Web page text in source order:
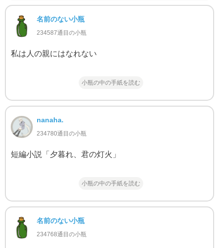
名前のない小瓶
234587通目の小瓶
私は人の親にはなれない
小瓶の中の手紙を読む
nanaha.
234780通目の小瓶
短編小説「夕暮れ、君の灯火」
小瓶の中の手紙を読む
名前のない小瓶
234768通目の小瓶